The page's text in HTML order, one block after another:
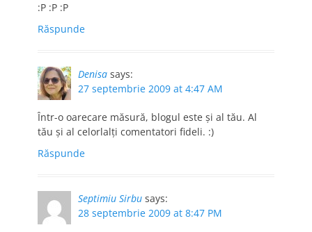
:P :P :P
Răspunde
Denisa says:
27 septembrie 2009 at 4:47 AM
Într-o oarecare măsură, blogul este şi al tău. Al
tău şi al celorlalţi comentatori fideli. :)
Răspunde
Septimiu Sirbu says:
28 septembrie 2009 at 8:47 PM